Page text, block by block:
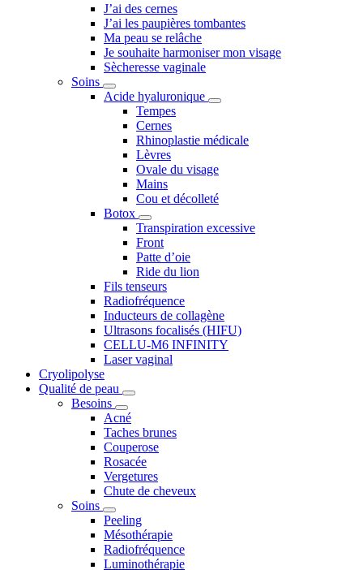
J’ai des cernes
J’ai les paupières tombantes
Ma peau se relâche
Je souhaite harmoniser mon visage
Sècheresse vaginale
Soins
Acide hyaluronique
Tempes
Cernes
Rhinoplastie médicale
Lèvres
Ovale du visage
Mains
Cou et décolleté
Botox
Transpiration excessive
Front
Patte d’oie
Ride du lion
Fils tenseurs
Radiofréquence
Inducteurs de collagène
Ultrasons focalisés (HIFU)
CELLU-M6 INFINITY
Laser vaginal
Cryolipolyse
Qualité de peau
Besoins
Acné
Taches brunes
Couperose
Rosacée
Vergetures
Chute de cheveux
Soins
Peeling
Mésothérapie
Radiofréquence
Luminothérapie